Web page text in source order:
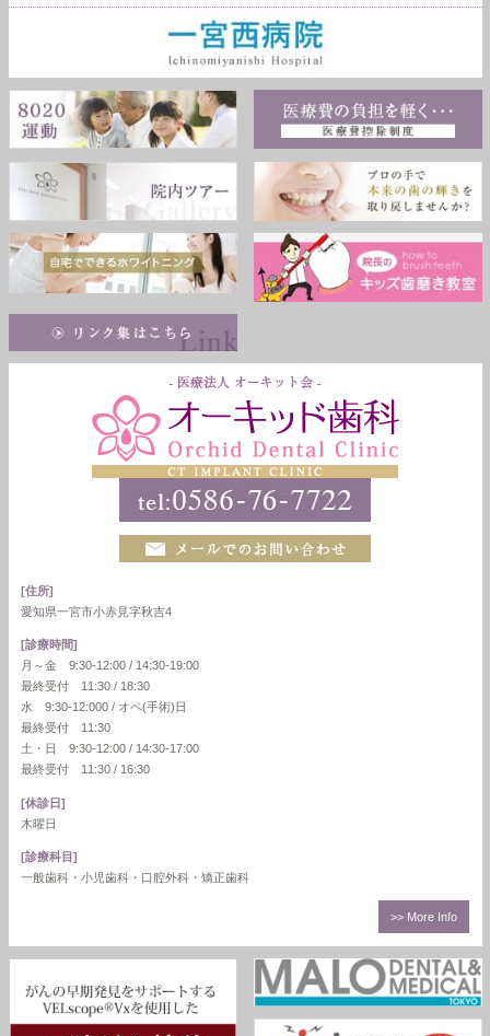
[住所]
愛知県一宮市小赤見字秋吉4
[診療時間]
月～金 9:30-12:00 / 14:30-19:00
最終受付 11:30 / 18:30
水 9:30-12:000 / オペ(手術)日
最終受付 11:30
土・日 9:30-12:00 / 14:30-17:00
最終受付 11:30 / 16:30
[休診日]
木曜日
[診療科目]
一般歯科・小児歯科・口腔外科・矯正歯科
>> More Info